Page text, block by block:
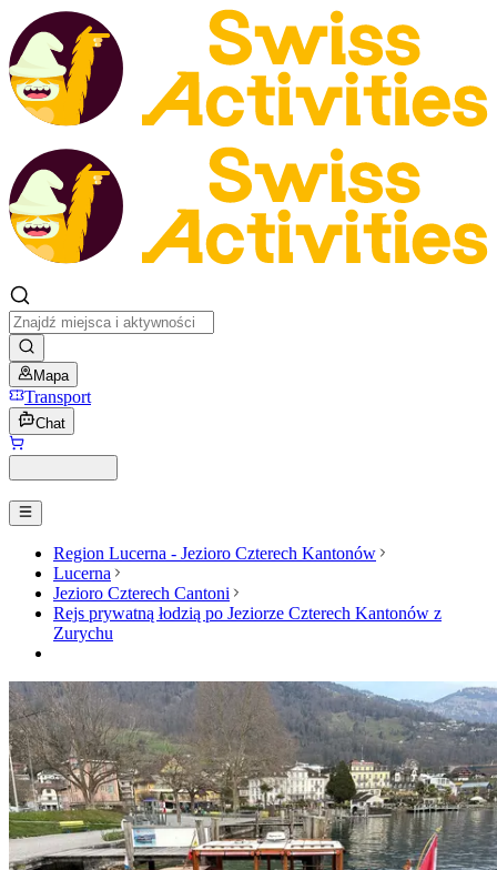
Mapa
Transport
Chat
Region Lucerna - Jezioro Czterech Kantonów
Lucerna
Jezioro Czterech Cantoni
Rejs prywatną łodzią po Jeziorze Czterech Kantonów z
Zurychu